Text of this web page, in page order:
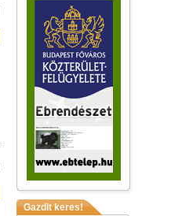
Gazdit keres!